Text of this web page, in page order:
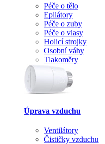
Péče o tělo
Epilátory
Péče o zuby
Péče o vlasy
Holicí strojky
Osobní váhy
Tlakoměry
Úprava vzduchu
Ventilátory
Čističky vzduchu